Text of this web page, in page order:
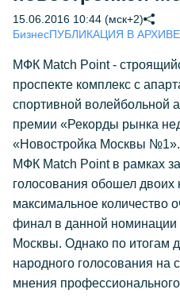
15.06.2016 10:44 (мск+2)
БизнесПУБЛИКАЦИЯ В АРХИВЕ
МФК Match Point -
проспекте комплекс с
спортивной волейбольной
премии «Рекорды рынка
«Новостройка Москвы №1».
МФК Match Point в рамках
голосования обошел двоих
максимальное количество
финал в данной номинации
Москвы. Однако по итогам
народного голосования на
мнения